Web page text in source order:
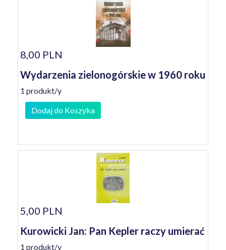
8,00 PLN
Wydarzenia zielonogórskie w 1960 roku
1 produkt/y
Dodaj do Koszyka
5,00 PLN
Kurowicki Jan: Pan Kepler raczy umierać
1 produkt/y